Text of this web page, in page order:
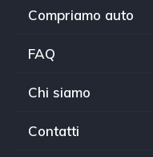
Compriamo auto
FAQ
Chi siamo
Contatti